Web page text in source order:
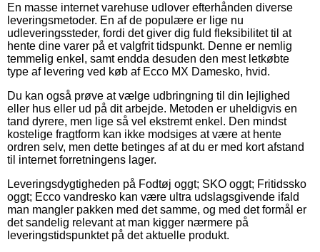
En masse internet varehuse udlover efterhånden diverse
leveringsmetoder. En af de populære er lige nu
udleveringssteder, fordi det giver dig fuld fleksibilitet til at
hente dine varer på et valgfrit tidspunkt. Denne er nemlig
temmelig enkel, samt endda desuden den mest letkøbte
type af levering ved køb af Ecco MX Damesko, hvid.
Du kan også prøve at vælge udbringning til din lejlighed
eller hus eller ud på dit arbejde. Metoden er uheldigvis en
tand dyrere, men lige så vel ekstremt enkel. Den mindst
kostelige fragtform kan ikke modsiges at være at hente
ordren selv, men dette betinges af at du er med kort afstand
til internet forretningens lager.
Leveringsdygtigheden på Fodtøj oggt; SKO oggt; Fritidssko
oggt; Ecco vandresko kan være ultra udslagsgivende ifald
man mangler pakken med det samme, og med det formål er
det sandelig relevant at man kigger nærmere på
leveringstidspunktet på det aktuelle produkt.